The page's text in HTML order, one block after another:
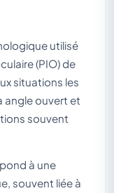
utilisé
(PIO) de
situations les
angle ouvert et
souvent
à une
souvent liée à